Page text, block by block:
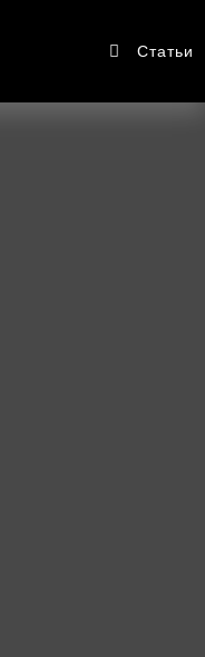
Статьи